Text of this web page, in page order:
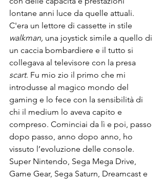
lontane anni luce da quelle attuali.
C'era un lettore di cassette in stile
walkman, una joystick simile a quello di
un caccia bombardiere e il tutto si
collegava al televisore con la presa
scart. Fu mio zio il primo che mi
introdusse al magico mondo del
gaming e lo fece con la sensibilità di
chi il medium lo aveva capito e
compreso. Cominciai da lì e poi, passo
dopo passo, anno dopo anno, ho
vissuto l’evoluzione delle console.
Super Nintendo, Sega Mega Drive,
Game Gear, Sega Saturn, Dreamcast e